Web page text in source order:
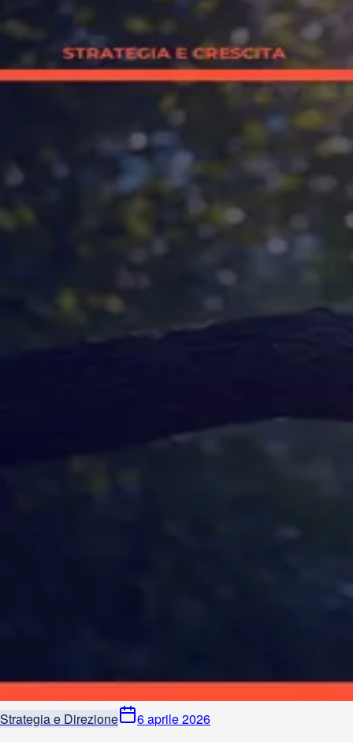
Strategia e Direzione 6 aprile 2026